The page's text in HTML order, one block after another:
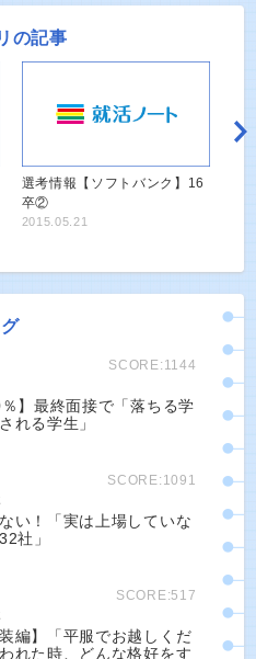
の記事
選考情報【ソフトバンク】16
卒②
2015.05.21
SCORE:1144
％】最終面接で「落ちる学
れる学生」
SCORE:1091
い！「実は上場していな
社」
SCORE:517
装編】「平服でお越しくだ
れた時、どんな格好をす